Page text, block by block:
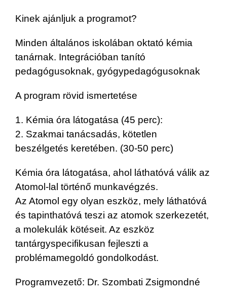
Kinek ajánljuk a programot?
Minden általános iskolában oktató kémia
tanárnak. Integrációban tanító
pedagógusoknak, gyógypedagógusoknak
A program rövid ismertetése
1. Kémia óra látogatása (45 perc):
2. Szakmai tanácsadás, kötetlen
beszélgetés keretében. (30-50 perc)
Kémia óra látogatása, ahol láthatóvá válik az
Atomol-lal történő munkavégzés.
Az Atomol egy olyan eszköz, mely láthatóvá
és tapinthatóvá teszi az atomok szerkezetét,
a molekulák kötéseit. Az eszköz
tantárgyspecifikusan fejleszti a
problémamegoldó gondolkodást.
Programvezető: Dr. Szombati Zsigmondné